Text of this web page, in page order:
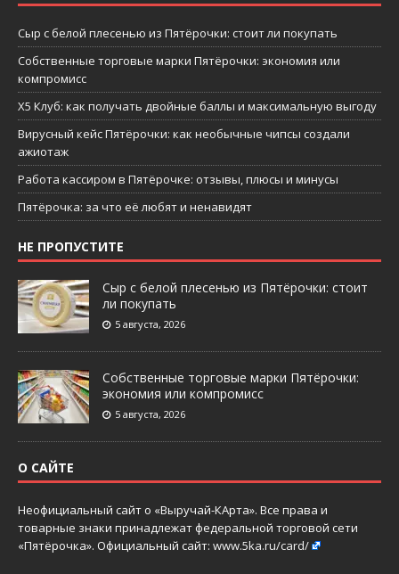
Сыр с белой плесенью из Пятёрочки: стоит ли покупать
Собственные торговые марки Пятёрочки: экономия или
компромисс
X5 Клуб: как получать двойные баллы и максимальную выгоду
Вирусный кейс Пятёрочки: как необычные чипсы создали
ажиотаж
Работа кассиром в Пятёрочке: отзывы, плюсы и минусы
Пятёрочка: за что её любят и ненавидят
НЕ ПРОПУСТИТЕ
Сыр с белой плесенью из Пятёрочки: стоит
ли покупать
5 августа, 2026
Собственные торговые марки Пятёрочки:
экономия или компромисс
5 августа, 2026
О САЙТЕ
Неофициальный сайт о «Выручай-КАрта». Все права и
товарные знаки принадлежат федеральной торговой сети
«Пятёрочка». Официальный сайт: www.5ka.ru/card/